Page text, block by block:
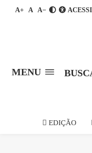
A+ A A−
MENU
EDIÇÃO